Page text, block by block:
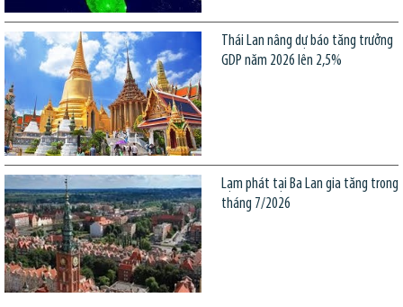
Thái Lan nâng dự báo tăng trưởng
GDP năm 2026 lên 2,5%
Lạm phát tại Ba Lan gia tăng trong
tháng 7/2026